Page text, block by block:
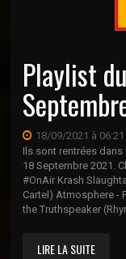
Playlist
18/09/2021 à 06:21
Ils sont rentrées
18 Septembre 2021.
#OnAir Krash
Cartel) Atmosphere -
the Truthspeaker
LIRE LA SUITE